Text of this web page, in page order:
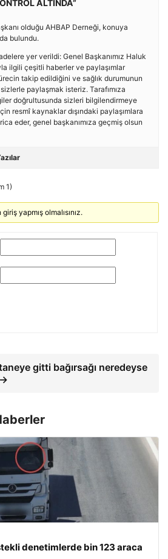
ALTINDA”
olduğu AHBAP Derneği, konuya
bulundu.
yer verildi: Genel Başkanımız Haluk
ilgili çeşitli haberler ve paylaşımlar
takip edildiğini ve sağlık durumunun
paylaşmak isteriz. Tarafımıza
doğrultusunda sizleri bilgilendirmeye
resmî kaynaklar dışındaki paylaşımlara
eder, genel başkanımıza geçmiş olsun
1)
yapmış olmalısınız.
gitti bağırsağı neredeyse
denetimlerde bin 123 araca